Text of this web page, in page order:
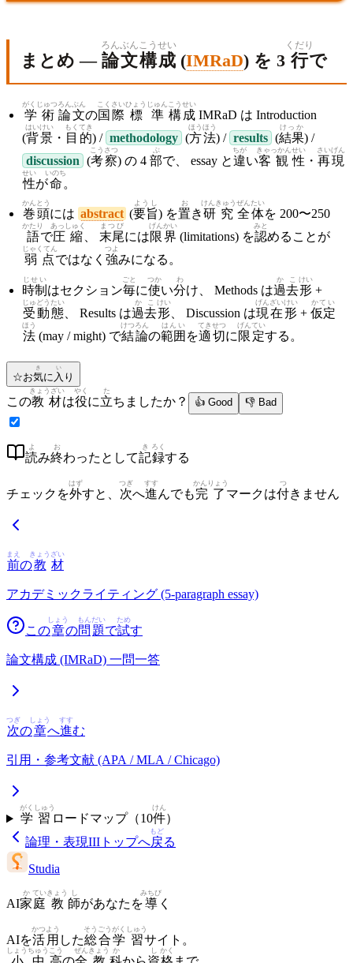
まとめ — 論文
ろんぶん
構成
こうせい
(IMRaD) を 3 行
くだり
で
学術
がくじゅつ
論文
ろんぶん
の国際
こくさい
標準
ひょうじゅん
構成
こうせい
IMRaD は Introduction
(背景
はいけい
・ 目的
もくてき
) / methodology (方法
ほうほう
) / results (結果
けっか
) /
discussion (考察
こうさつ
) の 4 部
ぶ
で、 essay と違
ちが
い客観
きゃっかん
性
せい
・ 再現
さいげん
性
せい
が命
いのち
。
巻頭
かんとう
には abstract (要旨
ようし
) を置
お
き研究
けんきゅう
全体
ぜんたい
を 200〜250
語
かたり
で圧縮
あっしゅく
、 末尾
まつび
には 限界
げんかい
(limitations) を認
みと
めることが
弱点
じゃくてん
ではなく 強
つよ
みになる。
時制
じせい
はセクション毎
ごと
に使
つか
い分
わ
け、 Methods は過去
かこ
形
けい
+
受動態
じゅどうたい
、 Results は過去
かこ
形
けい
、 Discussion は現在形
げんざいけい
+ 仮定
かてい
法
ほう
(may / might) で結論
けつろん
の範囲
はんい
を適切
てきせつ
に 限定
げんてい
する。
☆お気
き
に 入
い
り
この教材
きょうざい
は役
やく
に立
た
ちましたか？ 👍 Good 👎 Bad
読
よ
み終
お
わったとして記
き
録
ろく
する
チェックを外
はず
すと、 次
つぎ
へ進
すす
んでも完了
かんりょう
マークは付
つ
きません
前
まえ
の教
きょう
材
ざい
アカデミックライティング (5-paragraph essay)
この章
しょう
の問
もん
題
だい
で試
ため
す
論文構成 (IMRaD) 一問一答
次
つぎ
の章
しょう
へ進
すす
む
引用・参考文献 (APA / MLA / Chicago)
学
がく
習
しゅう
ロードマップ（10件
けん
）
論理・表現III トップへ戻
もど
る
Studia
AI家
か
庭
てい
教
きょう
師
し
があなたを導
みちび
く
AIを活
かつ
用
よう
した総
そう
合
ごう
学
がく
習
しゅう
サイト。
しょう ちゅう こう ぜん きょう か し かく